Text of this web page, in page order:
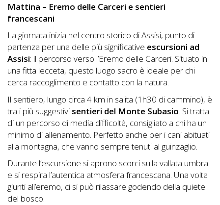
Accedi
Registrati
Mattina – Eremo delle Carceri e sentieri
francescani
La giornata inizia nel centro storico di Assisi, punto di
partenza per una delle più significative escursioni ad
Assisi: il percorso verso l’Eremo delle Carceri. Situato in
una fitta lecceta, questo luogo sacro è ideale per chi
cerca raccoglimento e contatto con la natura.
Il sentiero, lungo circa 4 km in salita (1h30 di cammino), è
tra i più suggestivi sentieri del Monte Subasio. Si tratta
di un percorso di media difficoltà, consigliato a chi ha un
minimo di allenamento. Perfetto anche per i cani abituati
alla montagna, che vanno sempre tenuti al guinzaglio.
Durante l’escursione si aprono scorci sulla vallata umbra
e si respira l’autentica atmosfera francescana. Una volta
giunti all’eremo, ci si può rilassare godendo della quiete
del bosco.